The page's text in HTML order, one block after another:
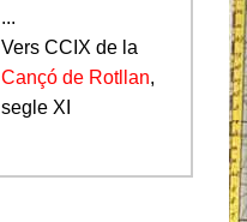
...
Vers CCIX de la
Cançó de Rotllan,
segle XI